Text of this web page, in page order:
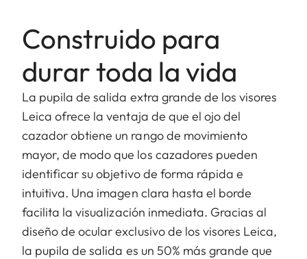
Construido para
durar toda la vida
La pupila de salida extra grande de los visores
Leica ofrece la ventaja de que el ojo del
cazador obtiene un rango de movimiento
mayor, de modo que los cazadores pueden
identificar su objetivo de forma rápida e
intuitiva. Una imagen clara hasta el borde
facilita la visualización inmediata. Gracias al
diseño de ocular exclusivo de los visores Leica,
la pupila de salida es un 50% más grande que